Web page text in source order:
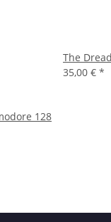
128
The
35,00 € *